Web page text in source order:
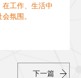
工作、生活中
氛围。
下一篇